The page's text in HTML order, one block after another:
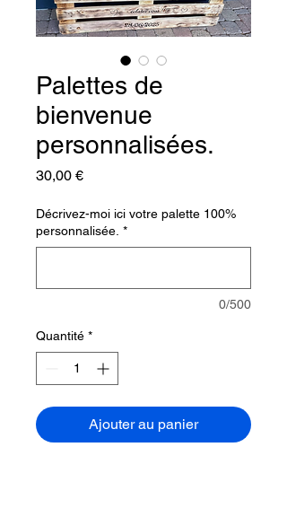
Palettes de
bienvenue
personnalisées.
30,00 €Prix
Décrivez-moi ici votre palette 100%
personnalisée. *
0/500
Quantité *
Ajouter au panier